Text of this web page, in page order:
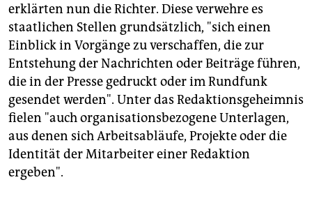
erklärten nun die Richter. Diese verwehre es
staatlichen Stellen grundsätzlich, "sich einen
Einblick in Vorgänge zu verschaffen, die zur
Entstehung der Nachrichten oder Beiträge führen,
die in der Presse gedruckt oder im Rundfunk
gesendet werden". Unter das Redaktionsgeheimnis
fielen "auch organisationsbezogene Unterlagen,
aus denen sich Arbeitsabläufe, Projekte oder die
Identität der Mitarbeiter einer Redaktion
ergeben".